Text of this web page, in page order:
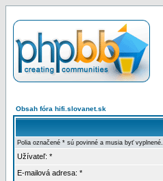
Obsah fóra hifi.slovanet.sk
Polia označené * sú povinné a musia byť vyplnené.
Užívateľ: *
E-mailová adresa: *